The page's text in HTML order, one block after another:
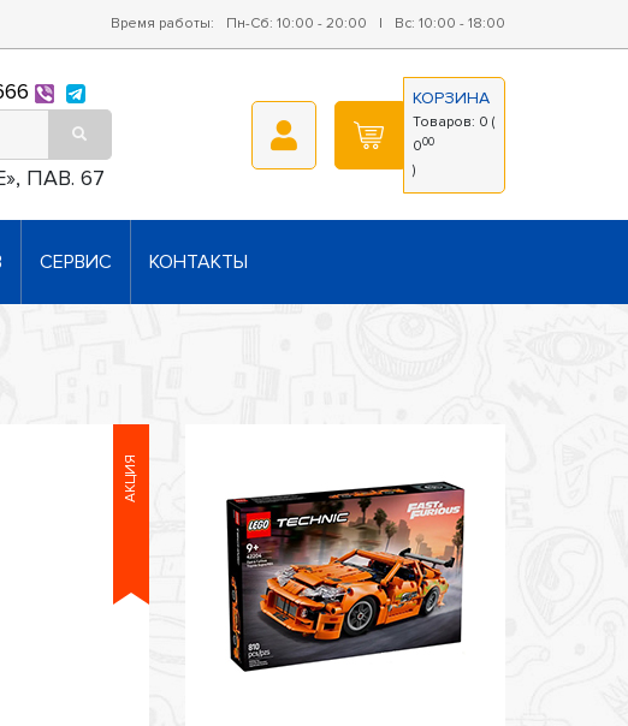
Время работы: Пн-Сб: 10:00 - 20:00 | Вс: 10:00 - 18:00
ПАВ. 67
КОРЗИНА
Товаров: 0 (
000
)
СЕРВИС КОНТАКТЫ
АКЦИЯ